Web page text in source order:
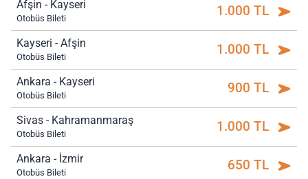
Afşin - Kayseri
Otobüs Bileti 1.000 TL
Kayseri - Afşin
Otobüs Bileti 1.000 TL
Ankara - Kayseri
Otobüs Bileti 900 TL
Sivas - Kahramanmaraş
Otobüs Bileti 1.000 TL
Ankara - İzmir
Otobüs Bileti 650 TL